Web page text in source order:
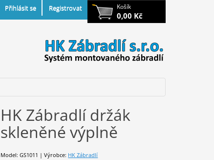
Košík
0,00 Kč
Přihlásit se Registrovat
HK Zábradlí držák
skleněné výplně
Model: GS1011 | Výrobce: HK Zábradlí